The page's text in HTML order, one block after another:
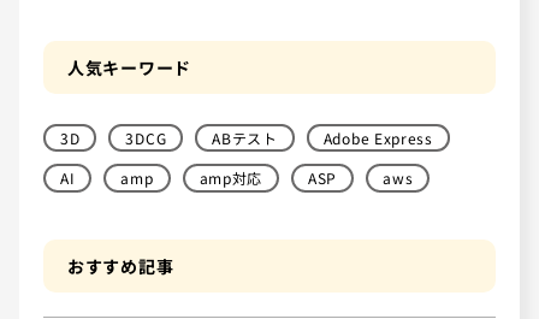
人気キーワード
3D 3DCG ABテスト
Adobe Express
AI
amp amp対応 ASP aws
おすすめ記事